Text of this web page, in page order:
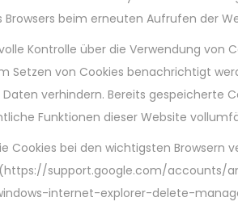
beim erneuten Aufrufen der
Kontrolle über die Verwendung von
Setzen von Cookies benachrichtigt
verhindern. Bereits gespeicherte
Funktionen dieser Website
Cookies bei den wichtigsten Browsern
support.google.com/accounts/
internet-explorer-delete-